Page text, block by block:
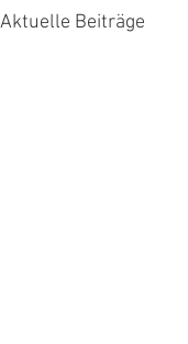
Aktuelle Beiträge